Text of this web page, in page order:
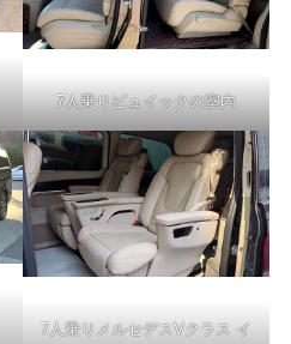
7人乗りビュイックの室内
7人乗りメルセデスVクラス イ